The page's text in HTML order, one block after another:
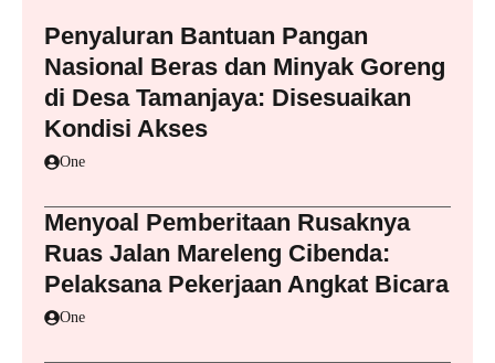
Penyaluran Bantuan Pangan
Nasional Beras dan Minyak Goreng
di Desa Tamanjaya: Disesuaikan
Kondisi Akses
One
Menyoal Pemberitaan Rusaknya
Ruas Jalan Mareleng Cibenda:
Pelaksana Pekerjaan Angkat Bicara
One